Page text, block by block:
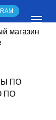
магазин
ПО
ПО